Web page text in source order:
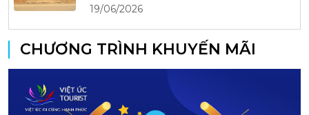
19/06/2026
CHƯƠNG TRÌNH KHUYẾN MÃI